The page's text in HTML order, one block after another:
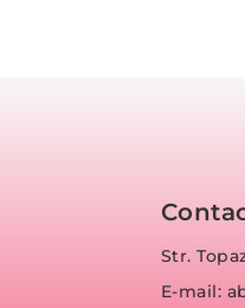
Str.
E-mail: